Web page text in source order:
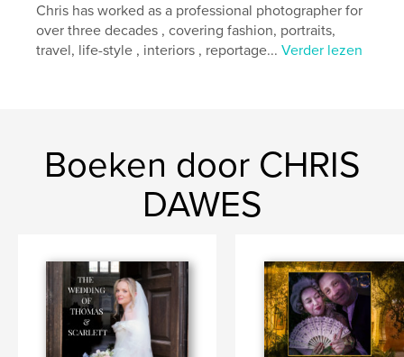
Chris has worked as a professional photographer for
over three decades , covering fashion, portraits,
travel, life-style , interiors , reportage...Verder lezen
Boeken door CHRIS
DAWES